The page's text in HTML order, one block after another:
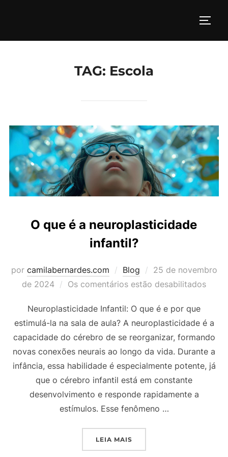
TAG: Escola
O que é a neuroplasticidade
infantil?
por camilabernardes.com Blog
Postado
em
25 de novembro
de 2024
Os comentários estão desabilitados
Neuroplasticidade Infantil: O que é e por que
estimulá-la na sala de aula? A neuroplasticidade é a
capacidade do cérebro de se reorganizar, formando
novas conexões neurais ao longo da vida. Durante a
infância, essa habilidade é especialmente potente, já
que o cérebro infantil está em constante
desenvolvimento e responde rapidamente a
estímulos. Esse fenômeno …
LEIA MAIS